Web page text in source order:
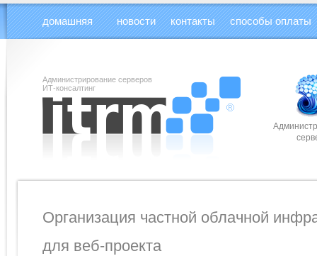
домашняя новости контакты способы оплаты
Администрирование серверов
ИТ-консалтинг
Организация частной облачной
для веб-проекта